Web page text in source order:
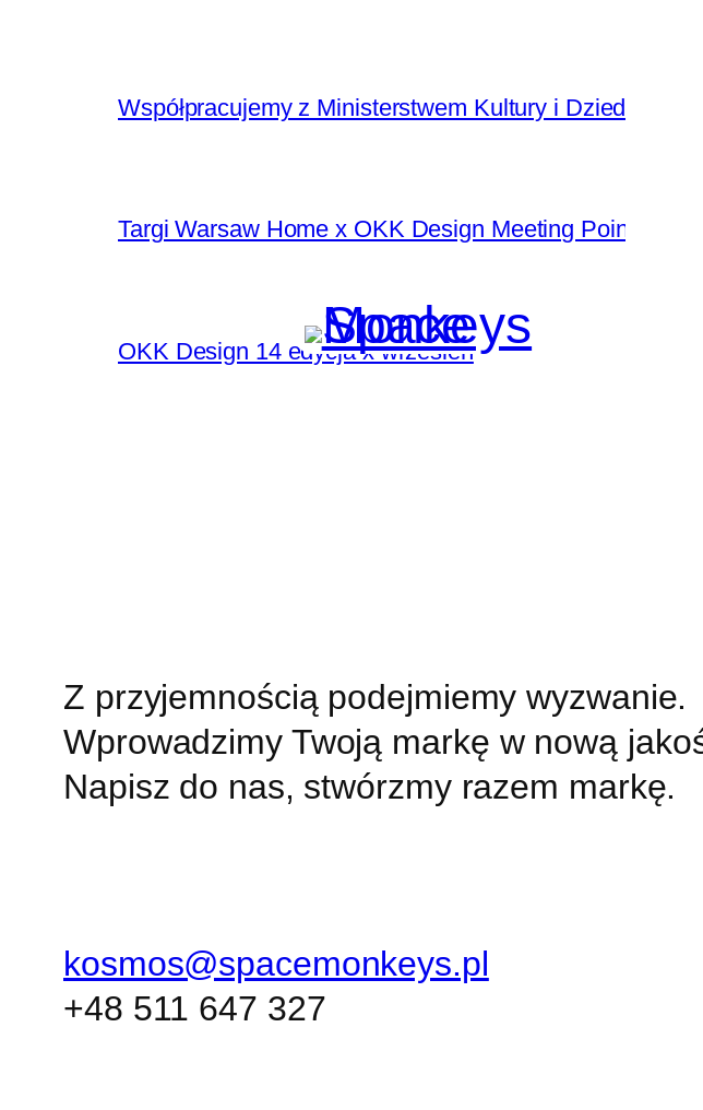
Współpracujemy z Ministerstwem Kultury i Dziedzictwa
Targi Warsaw Home x OKK Design Meeting Point
OKK Design 14 edycja x wrzesień
Z przyjemnością podejmiemy wyzwanie.
Wprowadzimy Twoją markę w nową
Napisz do nas, stwórzmy razem markę.
kosmos@spacemonkeys.pl
+48 511 647 327